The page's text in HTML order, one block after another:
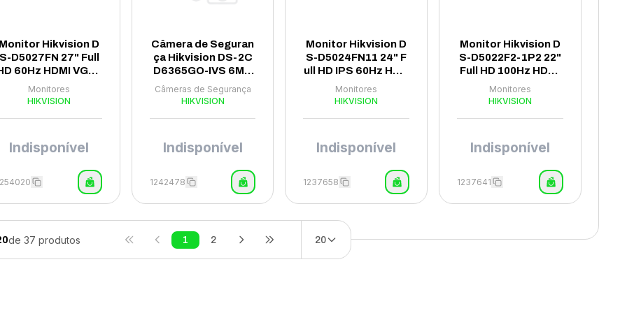
Hikvision D
D5027FN 27" Full
60Hz HDMI VGA -
Preto
Monitores
HIKVISION
Indisponível
Câmera de Seguran
ça Hikvision DS-2C
D6365GO-IVS 6MP
2MM - Branco
Câmeras de Segurança
HIKVISION
Indisponível
1242478
Monitor Hikvision D
S-D5024FN11 24" F
ull HD IPS 60Hz HDM
I - Preto
Monitores
HIKVISION
Indisponível
1237658
Monitor Hikvision D
S-D5022F2-1P2 22"
Full HD 100Hz HDMI
- Preto
Monitores
HIKVISION
Indisponível
1237641
de37 produtos 1 2 20